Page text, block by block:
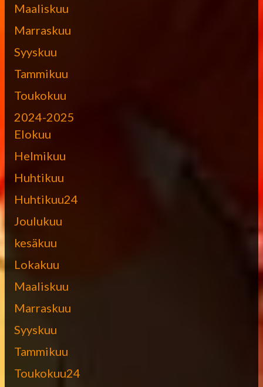
Maaliskuu
Marraskuu
Syyskuu
Tammikuu
Toukokuu
2024-2025
Elokuu
Helmikuu
Huhtikuu
Huhtikuu24
Joulukuu
kesäkuu
Lokakuu
Maaliskuu
Marraskuu
Syyskuu
Tammikuu
Toukokuu24